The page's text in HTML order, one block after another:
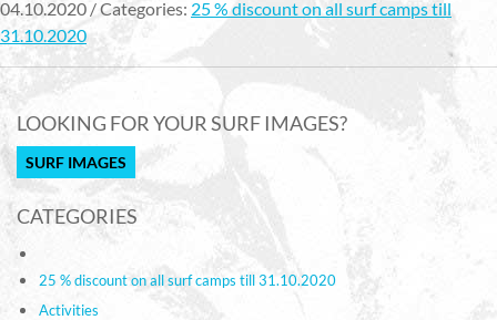
04.10.2020 / Categories: 25 % discount on all surf camps till
31.10.2020
LOOKING FOR YOUR SURF IMAGES?
SURF IMAGES
CATEGORIES
25 % discount on all surf camps till 31.10.2020
Activities